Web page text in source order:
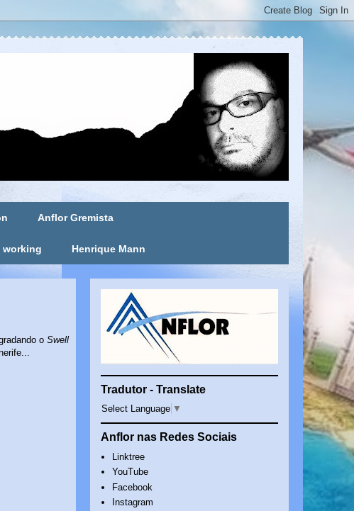
Anflor Gremista
working Henrique Mann
o Swell
Tradutor - Translate
Select Language ▼
Anflor nas Redes Sociais
Linktree
YouTube
Facebook
Instagram